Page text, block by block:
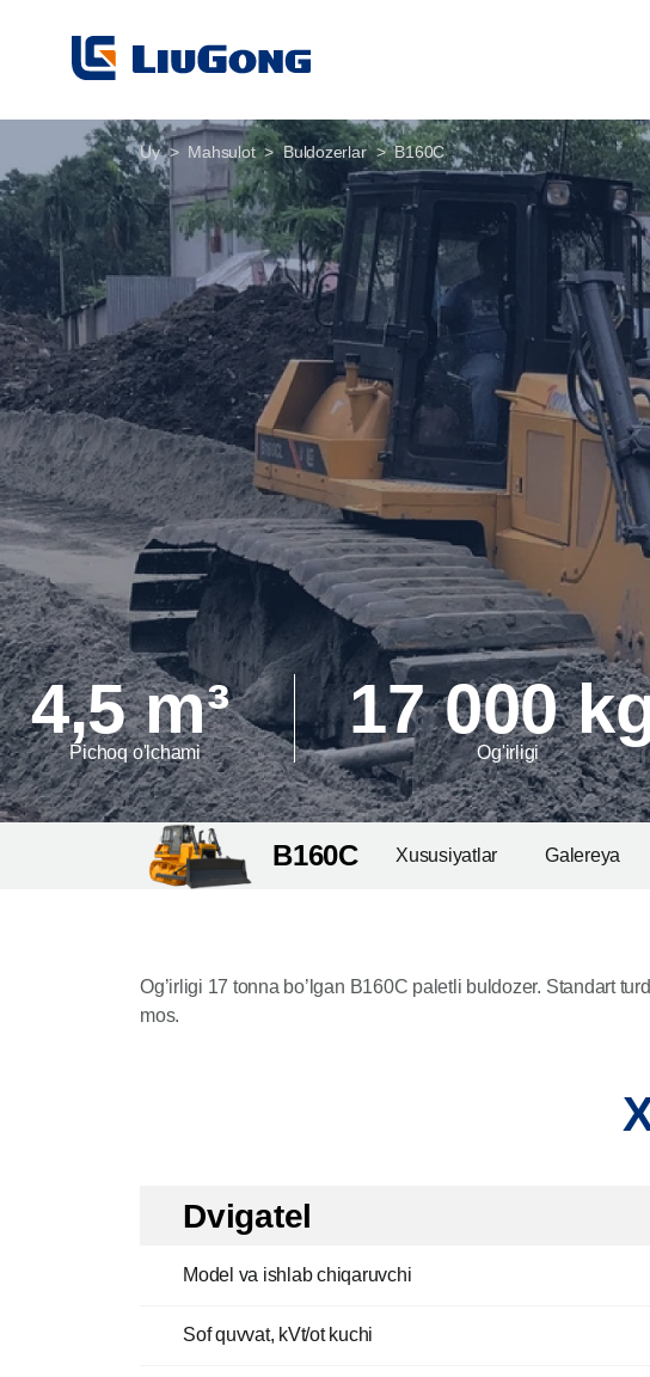
4,5 m³
Pichoq o'lchami
17 000
Og'irligi
Uy Mahsulot Buldozerlar B160C
B160C Xususiyatlar Galereya
Og’irligi 17 tonna bo’lgan B160C paletli buldozer. Standart
mos.
Dvigatel
Model va ishlab chiqaruvchi
Sof quvvat, kVt/ot kuchi